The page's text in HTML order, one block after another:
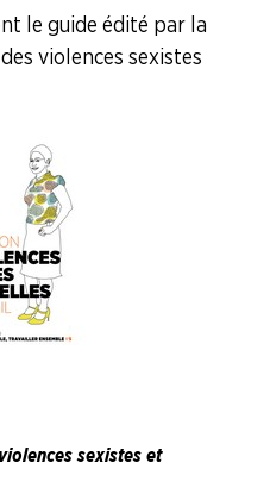
le guide édité par la
violences sexistes
sexistes et